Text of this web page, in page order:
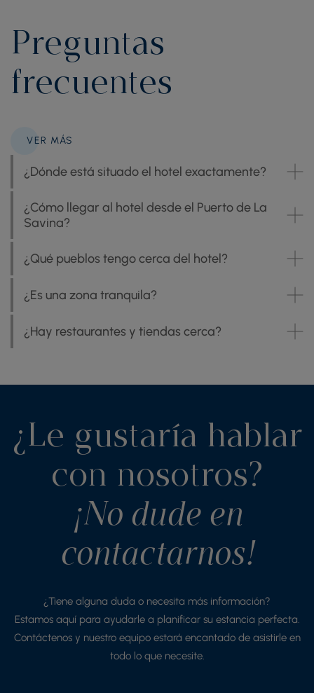
Preguntas
frecuentes
VER MÁS
¿Dónde está situado el hotel exactamente?
¿Cómo llegar al hotel desde el Puerto de La
Savina?
¿Qué pueblos tengo cerca del hotel?
¿Es una zona tranquila?
¿Hay restaurantes y tiendas cerca?
¿Le gustaría hablar
con nosotros?
¡No dude en
contactarnos!
¿Tiene alguna duda o necesita más información?
Estamos aquí para ayudarle a planificar su estancia perfecta.
Contáctenos y nuestro equipo estará encantado de asistirle en
todo lo que necesite.